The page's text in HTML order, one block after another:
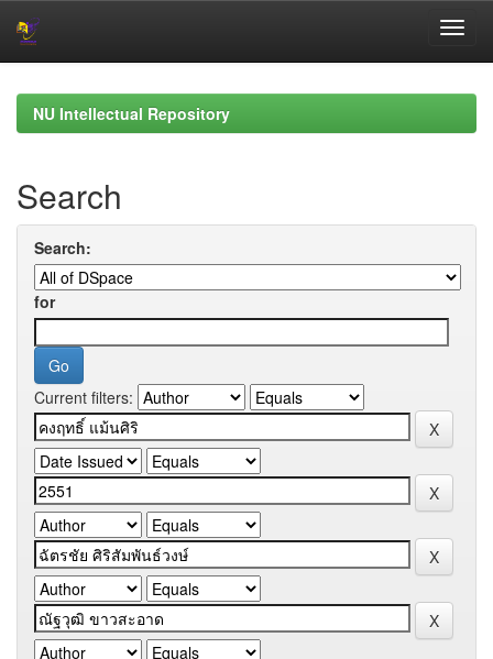
navigationNU Intellectual Repository
Search
Search:
for
Current filters: